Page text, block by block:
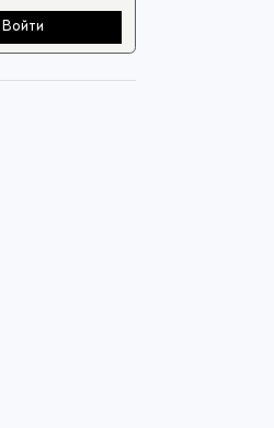
Войти